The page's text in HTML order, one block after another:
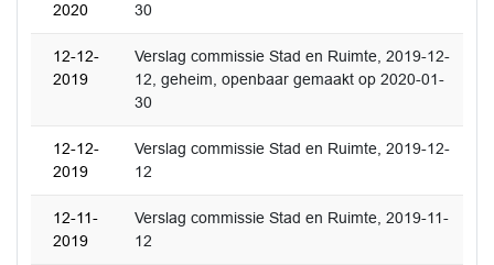
2020
30
12-12-
2019
Verslag commissie Stad en Ruimte, 2019-12-
12, geheim, openbaar gemaakt op 2020-01-
30
12-12-
2019
Verslag commissie Stad en Ruimte, 2019-12-
12
12-11-
2019
Verslag commissie Stad en Ruimte, 2019-11-
12